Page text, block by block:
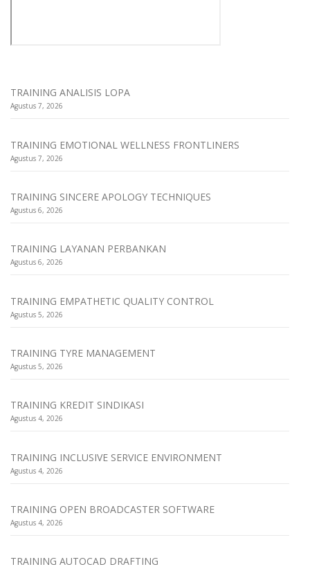
TRAINING ANALISIS LOPA
Agustus 7, 2026
TRAINING EMOTIONAL WELLNESS FRONTLINERS
Agustus 7, 2026
TRAINING SINCERE APOLOGY TECHNIQUES
Agustus 6, 2026
TRAINING LAYANAN PERBANKAN
Agustus 6, 2026
TRAINING EMPATHETIC QUALITY CONTROL
Agustus 5, 2026
TRAINING TYRE MANAGEMENT
Agustus 5, 2026
TRAINING KREDIT SINDIKASI
Agustus 4, 2026
TRAINING INCLUSIVE SERVICE ENVIRONMENT
Agustus 4, 2026
TRAINING OPEN BROADCASTER SOFTWARE
Agustus 4, 2026
TRAINING AUTOCAD DRAFTING